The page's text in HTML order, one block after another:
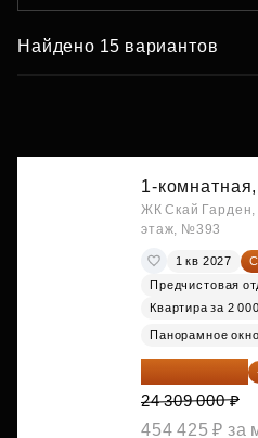
Найдено 15 вариантов
1-комнатная,
ЖК Скай Гарден,
этаж, №393
1 кв 2027
Предчистовая
Квартира за 2
Панорамное
20 176 470 ₽
24 309 000 ₽
454 425 ₽ за